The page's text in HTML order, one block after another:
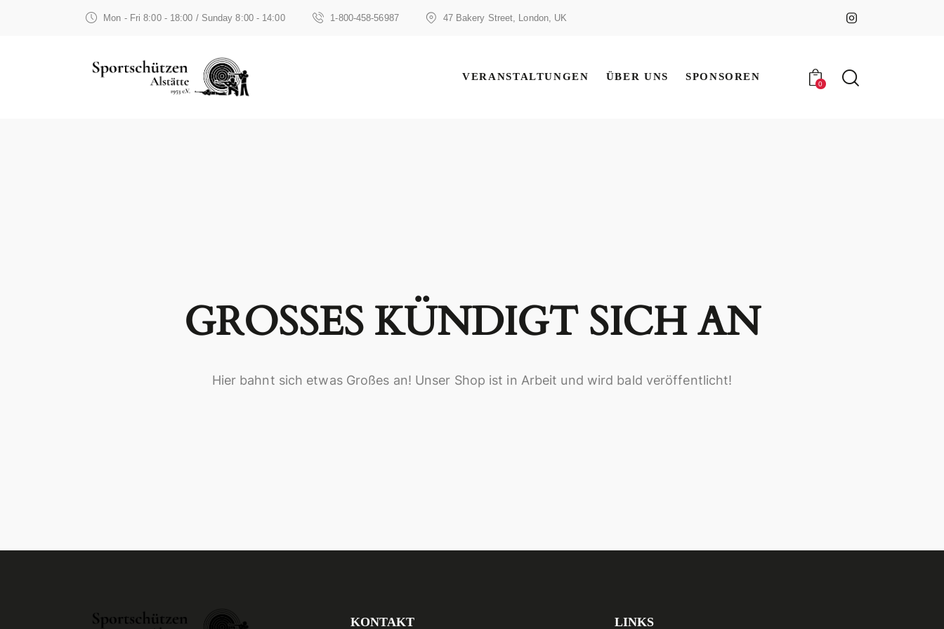
Mon - Fri 8:00 - 18:00 / Sunday 8:00 - 14:00 1-800-458-56987 47 Bakery Street, London, UK
VERANSTALTUNGEN ÜBER UNS SPONSOREN
0
GROSSES KÜNDIGT SICH AN
Hier bahnt sich etwas Großes an! Unser Shop ist in Arbeit und wird bald veröffentlicht!
KONTAKT LINKS